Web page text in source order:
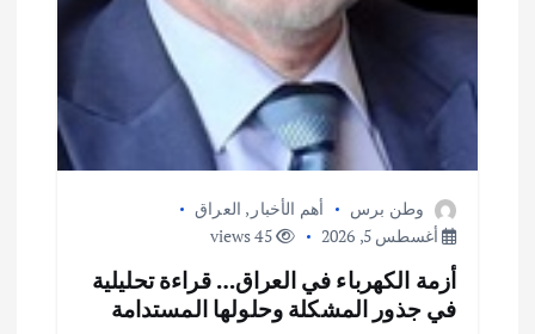
وطن برس أهم الأخبار , العراق
أغسطس 5, 2026
45 views
أزمة الكهرباء في العراق… قراءة تحليلية
في جذور المشكلة وحلولها المستدامة